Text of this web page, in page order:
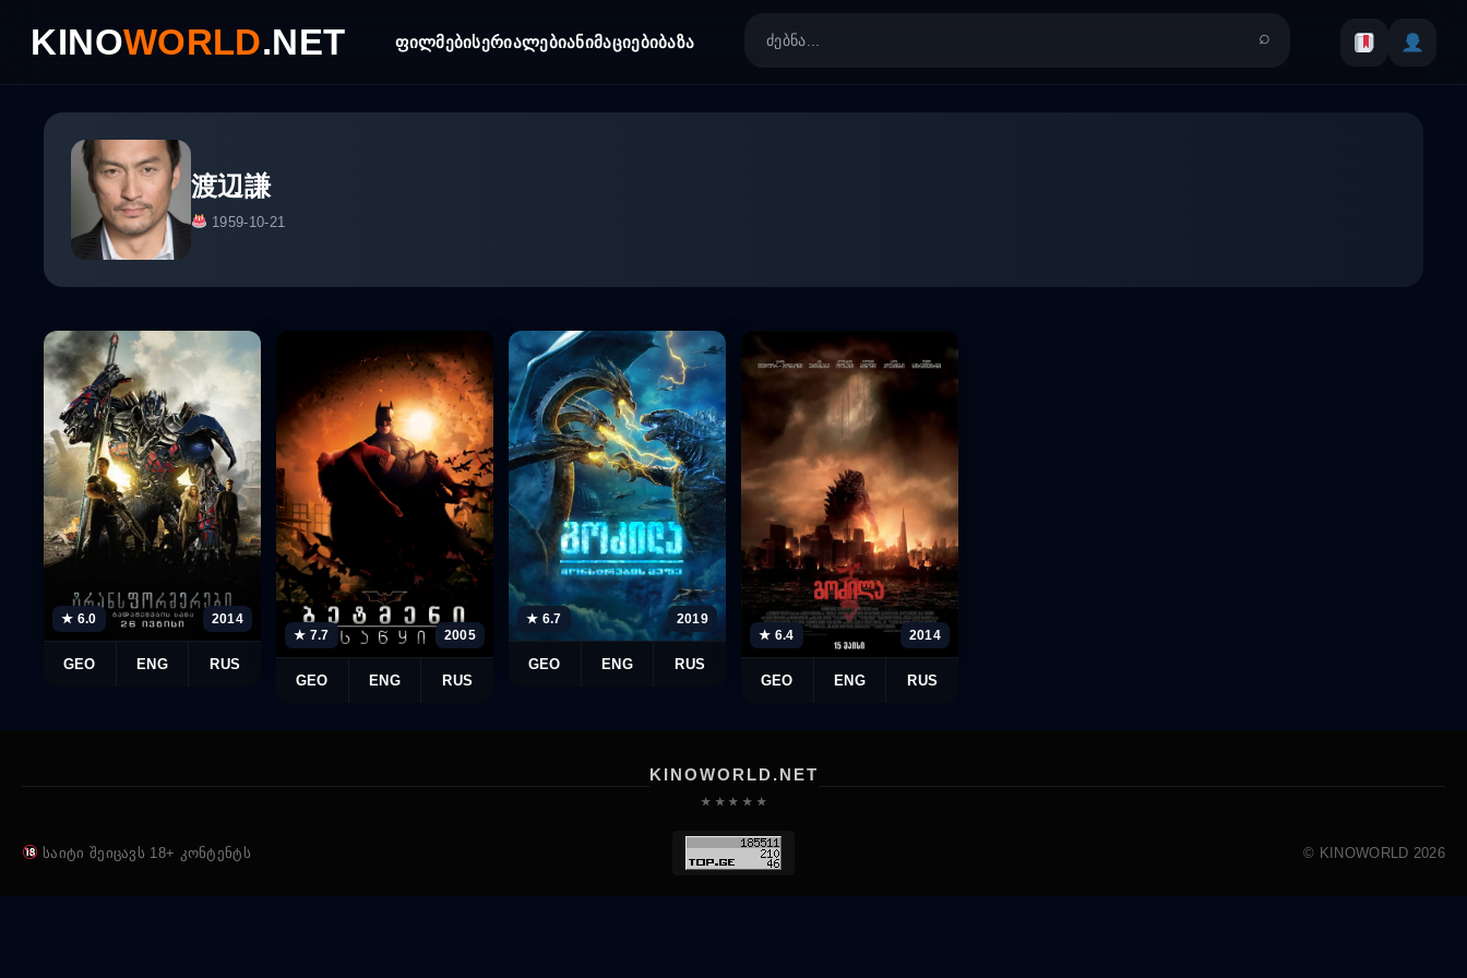
contentKINOWORLD.NET ფილმებისერიალებიანიმაციებიბაზა
渡辺謙
1959-10-21
★ 6.0 2014
GEO ENG RUS
★ 7.7 2005
GEO ENG RUS
★ 6.7 2019
GEO ENG RUS
★ 6.4 2014
GEO ENG RUS
KINOWORLD.NET
★ ★ ★ ★ ★
საიტი შეიცავს 18+ კონტენტს © KINOWORLD 2026